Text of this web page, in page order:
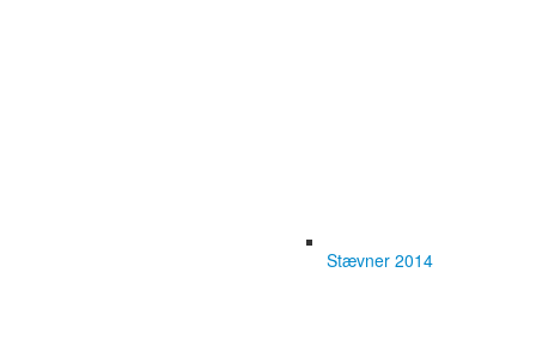
Stævner 2014